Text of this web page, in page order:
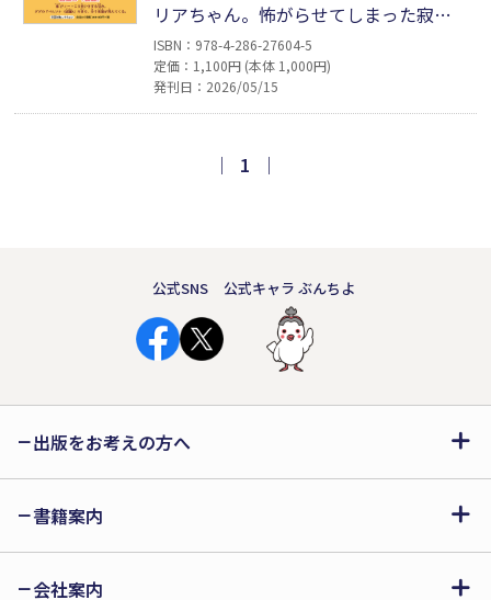
リアちゃん。怖がらせてしまった寂し
さから、自分の心の中には怒りん坊の
自分、優しい自分、落ち着いた自分が
いると気づいていく。ダダの言葉を手
し」「オレ」「ぼく」を考えながら、
ISBN：978-4-286-27604-5
定価：1,100円 (本体 1,000円)
発刊日：2026/05/15
｜ 1 ｜
公式SNS 公式キャラ ぶんちよ
出版をお考えの方へ
書籍案内
会社案内